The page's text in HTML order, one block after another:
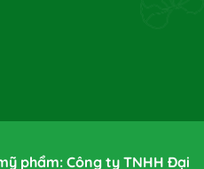
phẩm: Công ty TNHH Đại